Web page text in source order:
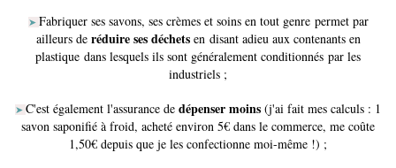
➤ Fabriquer ses savons, ses crèmes et soins en tout genre permet par
ailleurs de réduire ses déchets en disant adieu aux contenants en
plastique dans lesquels ils sont généralement conditionnés par les
industriels ;
➤ C'est également l'assurance de dépenser moins (j'ai fait mes calculs : 1
savon saponifié à froid, acheté environ 5€ dans le commerce, me coûte
1,50€ depuis que je les confectionne moi-même !) ;